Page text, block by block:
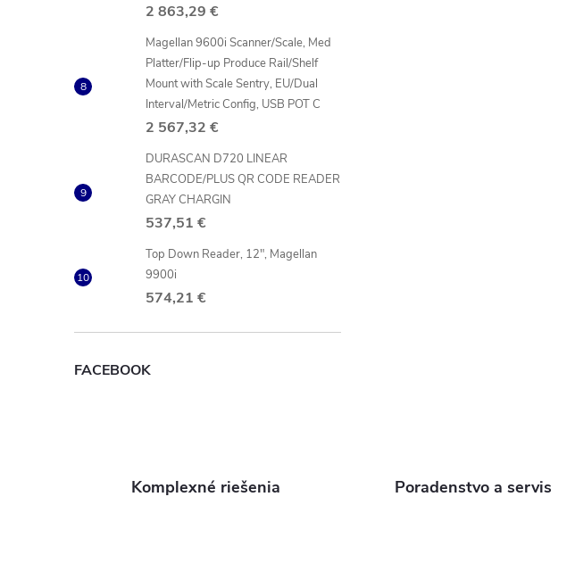
2 863,29 €
Magellan 9600i Scanner/Scale, Med
Platter/Flip-up Produce Rail/Shelf
Mount with Scale Sentry, EU/Dual
Interval/Metric Config, USB POT C
2 567,32 €
DURASCAN D720 LINEAR
BARCODE/PLUS QR CODE READER
GRAY CHARGIN
537,51 €
Top Down Reader, 12", Magellan
9900i
574,21 €
FACEBOOK
Komplexné riešenia Poradenstvo a servis